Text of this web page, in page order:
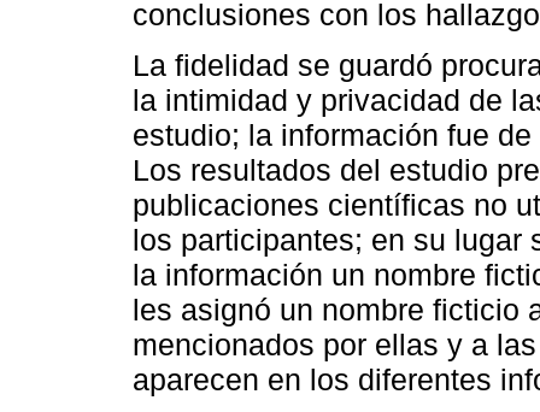
conclusiones con los
La fidelidad se guardó
la intimidad y privacidad de
estudio; la información fue
Los resultados del estudio
publicaciones científicas no
los participantes; en su lugar
la información un nombre
les asignó un nombre ficticio
mencionados por ellas y a
aparecen en los diferentes